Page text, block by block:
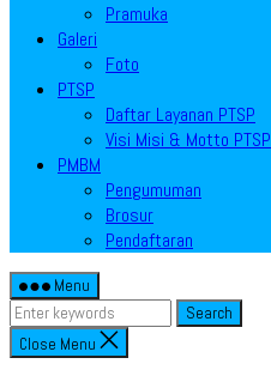
Pramuka
Galeri
Foto
PTSP
Daftar Layanan PTSP
Visi Misi & Motto PTSP
PMBM
Pengumuman
Brosur
Pendaftaran
Menu
Search
Close Menu